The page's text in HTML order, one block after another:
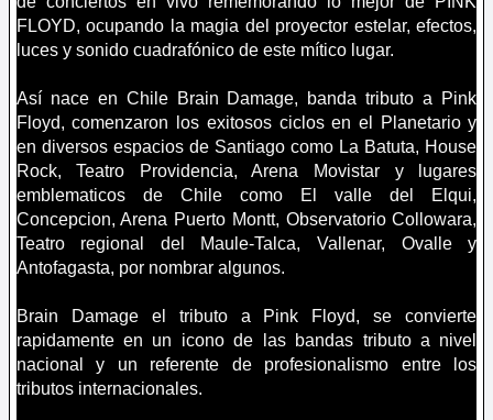
FLOYD, ocupando la magia del proyector estelar, efectos,
luces y sonido cuadrafónico de este mítico lugar.
Así nace en Chile Brain Damage, banda tributo a Pink
Floyd, comenzaron los exitosos ciclos en el Planetario y
en diversos espacios de Santiago como La Batuta, House
Rock, Teatro Providencia, Arena Movistar y lugares
emblematicos de Chile como El valle del Elqui,
Concepcion, Arena Puerto Montt, Observatorio Collowara,
Teatro regional del Maule-Talca, Vallenar, Ovalle y
Antofagasta, por nombrar algunos.
Brain Damage el tributo a Pink Floyd, se convierte
rapidamente en un icono de las bandas tributo a nivel
nacional y un referente de profesionalismo entre los
tributos internacionales.